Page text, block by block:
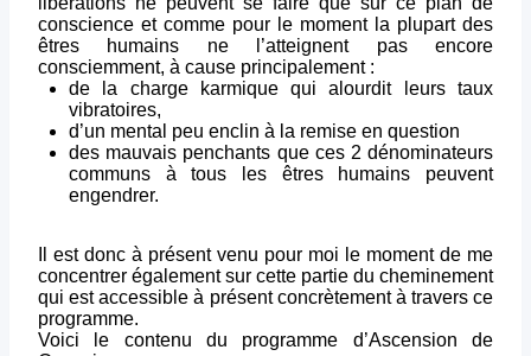
conscience et comme pour le moment la plupart des
êtres humains ne l’atteignent pas encore
consciemment, à cause principalement :
de la charge karmique qui alourdit leurs taux
vibratoires,
d’un mental peu enclin à la remise en question
des mauvais penchants que ces 2 dénominateurs
communs à tous les êtres humains peuvent
engendrer.
Il est donc à présent venu pour moi le moment de me
concentrer également sur cette partie du cheminement
qui est accessible à présent concrètement à travers ce
programme.
Voici le contenu du programme d’Ascension de